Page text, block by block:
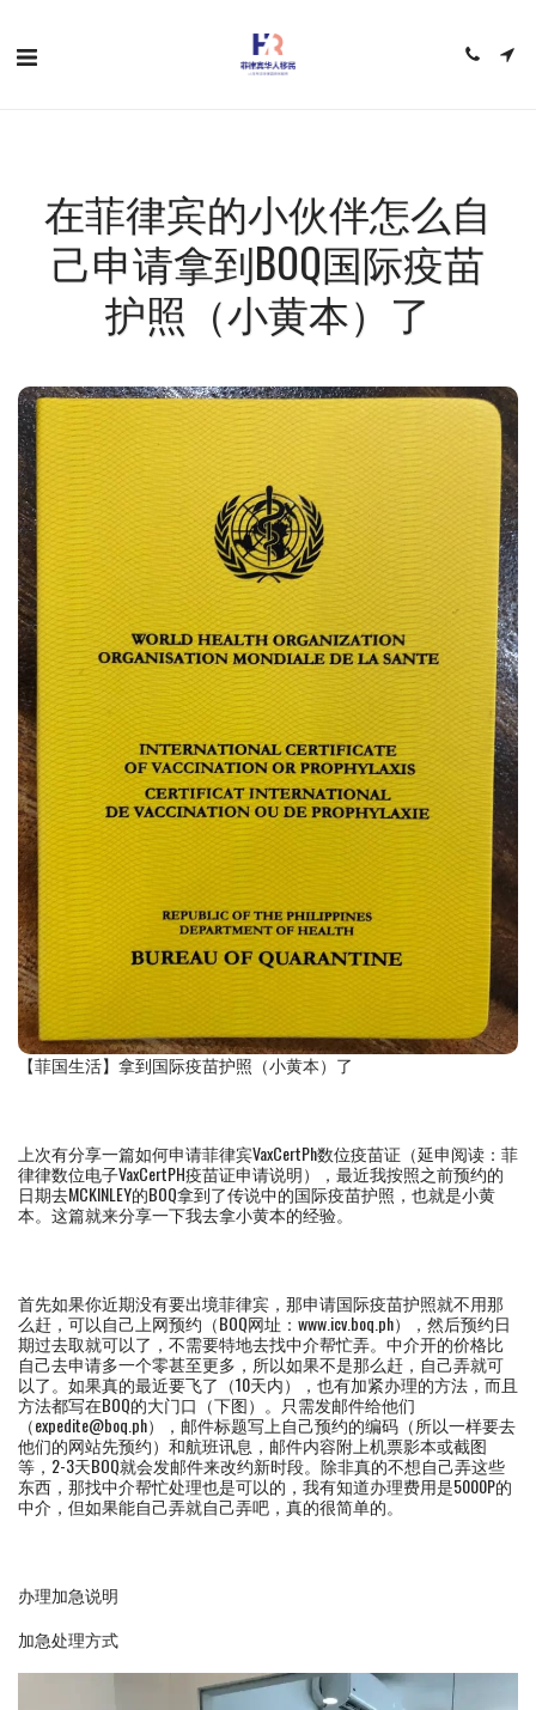
在菲律宾的小伙伴怎么自
己申请拿到BOQ国际疫苗
护照（小黄本）了
【菲国生活】拿到国际疫苗护照（小黄本）了
上次有分享一篇如何申请菲律宾VaxCertPh数位疫苗证（延申阅读：菲
律律数位电子VaxCertPH疫苗证申请说明），最近我按照之前预约的
日期去MCKINLEY的BOQ拿到了传说中的国际疫苗护照，也就是小黄
本。这篇就来分享一下我去拿小黄本的经验。
首先如果你近期没有要出境菲律宾，那申请国际疫苗护照就不用那
么赶，可以自己上网预约（BOQ网址：www.icv.boq.ph），然后预约日
期过去取就可以了，不需要特地去找中介帮忙弄。中介开的价格比
自己去申请多一个零甚至更多，所以如果不是那么赶，自己弄就可
以了。如果真的最近要飞了（10天内），也有加紧办理的方法，而且
方法都写在BOQ的大门口（下图）。只需发邮件给他们
（expedite@boq.ph），邮件标题写上自己预约的编码（所以一样要去
他们的网站先预约）和航班讯息，邮件内容附上机票影本或截图
等，2-3天BOQ就会发邮件来改约新时段。除非真的不想自己弄这些
东西，那找中介帮忙处理也是可以的，我有知道办理费用是5000P的
中介，但如果能自己弄就自己弄吧，真的很简单的。
办理加急说明
加急处理方式